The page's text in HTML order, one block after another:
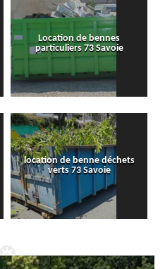
Location de bennes
particuliers 73 Savoie
location de benne déchets
verts 73 Savoie